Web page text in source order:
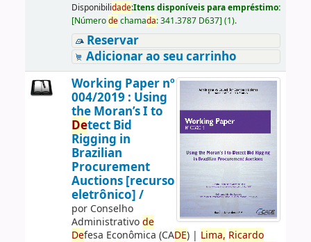
Disponibilidade:Itens disponíveis para empréstimo:
[Númerodechamada:341.3787 D637] (1).
Reservar
Adicionar ao seu carrinho
Working Paper nº
004/2019 : Using
the Moran’s I to
Detect Bid
Rigging in
Brazilian
Procurement
Auctions [recurso
eletrônico] /
por Conselho
Administrativode
Defesa Econômica (CADE)| Lima, Ricardo